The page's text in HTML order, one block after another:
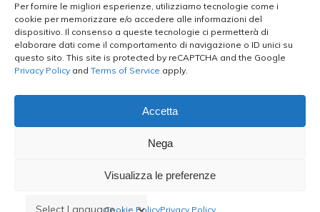
Per fornire le migliori esperienze, utilizziamo tecnologie come i
cookie per memorizzare e/o accedere alle informazioni del
dispositivo. Il consenso a queste tecnologie ci permetterà di
elaborare dati come il comportamento di navigazione o ID unici su
questo sito. This site is protected by reCAPTCHA and the Google
Privacy Policy and Terms of Service apply.
Accetta
Nega
Visualizza le preferenze
Cookie PolicyPrivacy Policy
facebook instagram whatsappphone
email
Le Bontà del Capo ©